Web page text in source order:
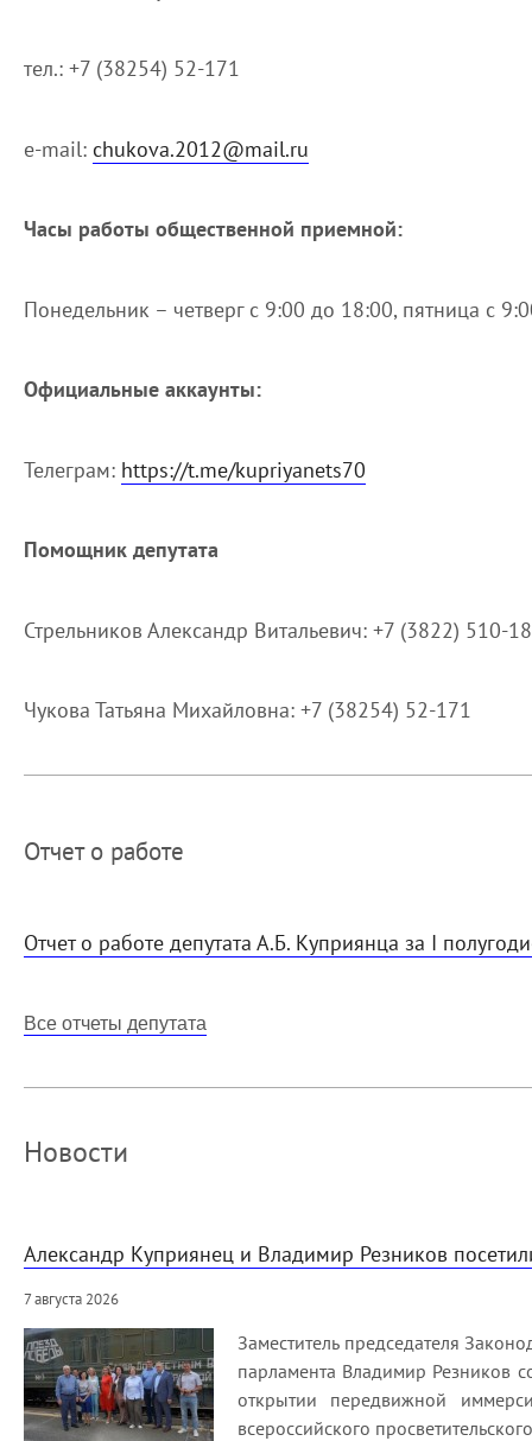
тел.: +7 (38254) 52-171
е-mail: chukova.2012@mail.ru
Часы работы общественной приемной:
Понедельник – четверг с 9:00 до 18:00, пятница с
Официальные аккаунты:
Телеграм: https://t.me/kupriyanets70
Помощник депутата
Стрельников Александр Витальевич: +7 (3822) 510-
Чукова Татьяна Михайловна: +7 (38254) 52-171
Отчет о работе
Отчет о работе депутата А.Б. Куприянца за I
Все отчеты депутата
Новости
Александр Куприянец и Владимир Резников
7 августа 2026
Заместитель председателя
парламента Владимир Резников
открытии передвижной
всероссийского